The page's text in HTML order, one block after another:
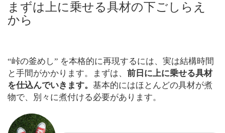
まずは上に乗せる具材の下ごしらえ
から
“峠の釜めし” を本格的に再現するには、実は結構時間
と手間がかかります。まずは、 前日に上に乗せる具材
を仕込んでいきます。 基本的にはほとんどの具材が煮
物で、別々に煮付ける必要があります。